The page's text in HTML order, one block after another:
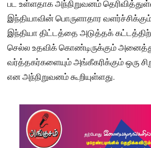
பட உள்ளதாக அந்நிறுவனம்
இந்தியாவின் பொருளாதார
இந்தியா திட்டத்தை அடுத்தக்
செல்ல உதவிக் கொண்டிருக்கும்
வர்த்தகர்களையும் அங்கீகரிக்கும் ஒரு
என அந்நிறுவனம் கூறியுள்ளது.